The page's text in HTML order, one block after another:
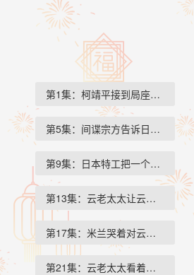
第1集：柯靖平接到局座的电话…
第5集：间谍宗方告诉日本杀手…
第9集：日本特工把一个密码本…
第13集：云老太太让云弘祈扶着…
第17集：米兰哭着对云弘祈说如…
第21集：云老太太看着自己绣了…